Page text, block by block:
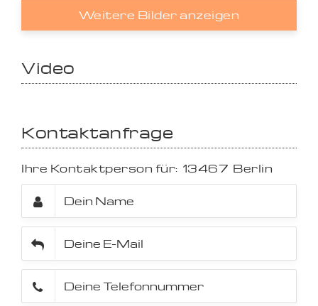
Weitere Bilder anzeigen
Video
Kontaktanfrage
Ihre Kontaktperson für: 13467 Berlin